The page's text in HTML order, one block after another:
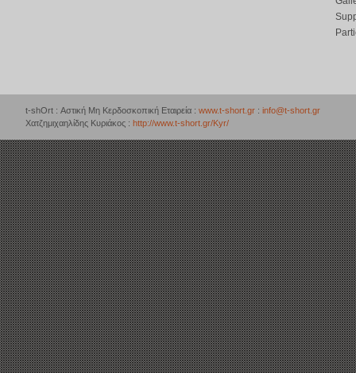
t-shOrt : Αστική Μη Κερδοσκοπική Εταιρεία : www.t-short.gr : info@t-short.gr
Χατζημιχαηλίδης Κυριάκος : http://www.t-short.gr/Kyr/